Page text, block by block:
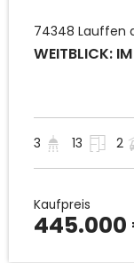
74348 Lauffen
WEITBLICK:
3 13 2
Kaufpreis
445.000